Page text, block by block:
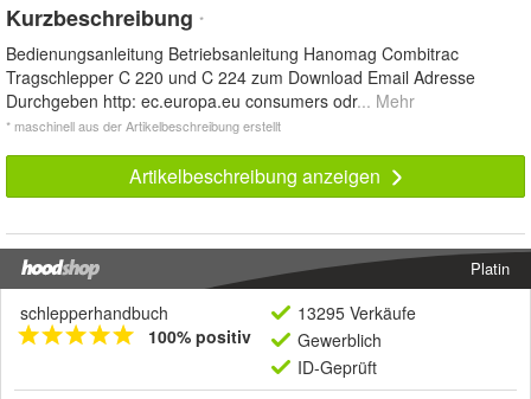
Kurzbeschreibung *
Bedienungsanleitung Betriebsanleitung Hanomag Combitrac
Tragschlepper C 220 und C 224 zum Download Email Adresse
Durchgeben http: ec.europa.eu consumers odr... Mehr
* maschinell aus der Artikelbeschreibung erstellt
Artikelbeschreibung anzeigen
Platin
schlepperhandbuch
100% positiv
13295 Verkäufe
Gewerblich
ID-Geprüft